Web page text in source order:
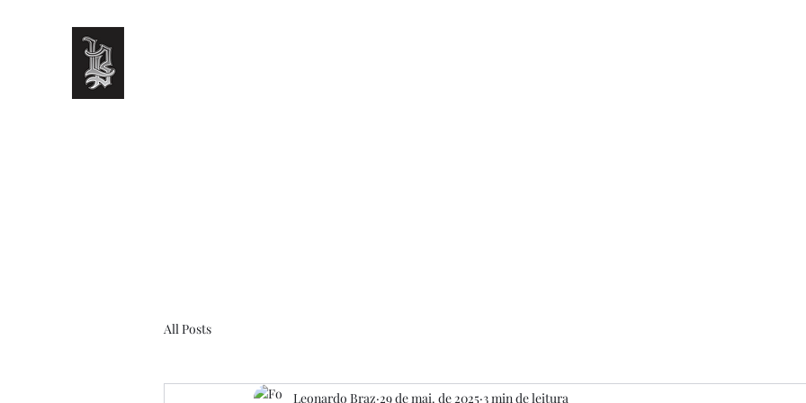
All Posts
Leonardo Braz 29 de mai. de 2025 3 min de leitura